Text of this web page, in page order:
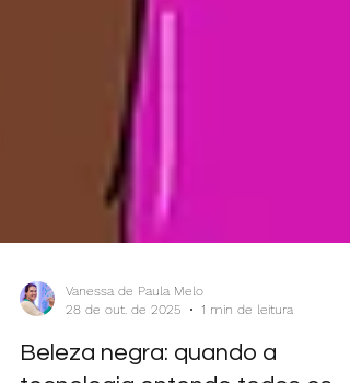
28 de out. de 2025
1 min de leitura